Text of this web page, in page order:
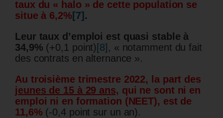
taux du « halo » de cette population se
situe à 6,2% [7] .
Leur taux d’emploi est quasi stable à
34,9% (+0,1 point) [8] , « notamment du fait
des contrats en alternance ».
Au troisième trimestre 2022, la part des
jeunes de 15 à 29 ans, qui ne sont ni en
emploi ni en formation (NEET), est de
11,6% (-0,4 point sur un an).